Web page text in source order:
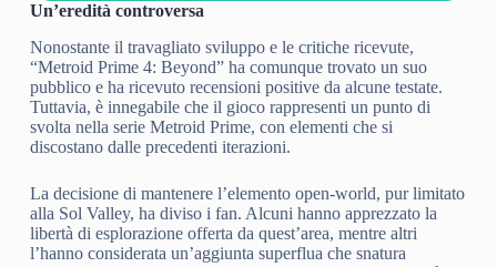
Un’eredità controversa
Nonostante il travagliato sviluppo e le critiche ricevute,
“Metroid Prime 4: Beyond” ha comunque trovato un suo
pubblico e ha ricevuto recensioni positive da alcune testate.
Tuttavia, è innegabile che il gioco rappresenti un punto di
svolta nella serie Metroid Prime, con elementi che si
discostano dalle precedenti iterazioni.
La decisione di mantenere l’elemento open-world, pur limitato
alla Sol Valley, ha diviso i fan. Alcuni hanno apprezzato la
libertà di esplorazione offerta da quest’area, mentre altri
l’hanno considerata un’aggiunta superflua che snatura